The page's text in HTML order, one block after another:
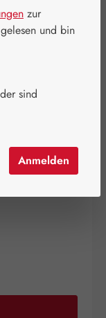
zur
gelesen und bin
sind
Anmelden